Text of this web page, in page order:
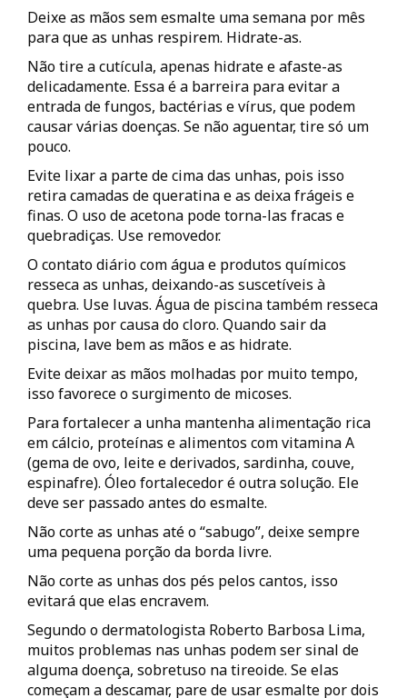
Deixe as mãos sem esmalte uma semana por mês
para que as unhas respirem. Hidrate-as.
Não tire a cutícula, apenas hidrate e afaste-as
delicadamente. Essa é a barreira para evitar a
entrada de fungos, bactérias e vírus, que podem
causar várias doenças. Se não aguentar, tire só um
pouco.
Evite lixar a parte de cima das unhas, pois isso
retira camadas de queratina e as deixa frágeis e
finas. O uso de acetona pode torna-las fracas e
quebradiças. Use removedor.
O contato diário com água e produtos químicos
resseca as unhas, deixando-as suscetíveis à
quebra. Use luvas. Água de piscina também resseca
as unhas por causa do cloro. Quando sair da
piscina, lave bem as mãos e as hidrate.
Evite deixar as mãos molhadas por muito tempo,
isso favorece o surgimento de micoses.
Para fortalecer a unha mantenha alimentação rica
em cálcio, proteínas e alimentos com vitamina A
(gema de ovo, leite e derivados, sardinha, couve,
espinafre). Óleo fortalecedor é outra solução. Ele
deve ser passado antes do esmalte.
Não corte as unhas até o “sabugo”, deixe sempre
uma pequena porção da borda livre.
Não corte as unhas dos pés pelos cantos, isso
evitará que elas encravem.
Segundo o dermatologista Roberto Barbosa Lima,
muitos problemas nas unhas podem ser sinal de
alguma doença, sobretuso na tireoide. Se elas
começam a descamar, pare de usar esmalte por dois